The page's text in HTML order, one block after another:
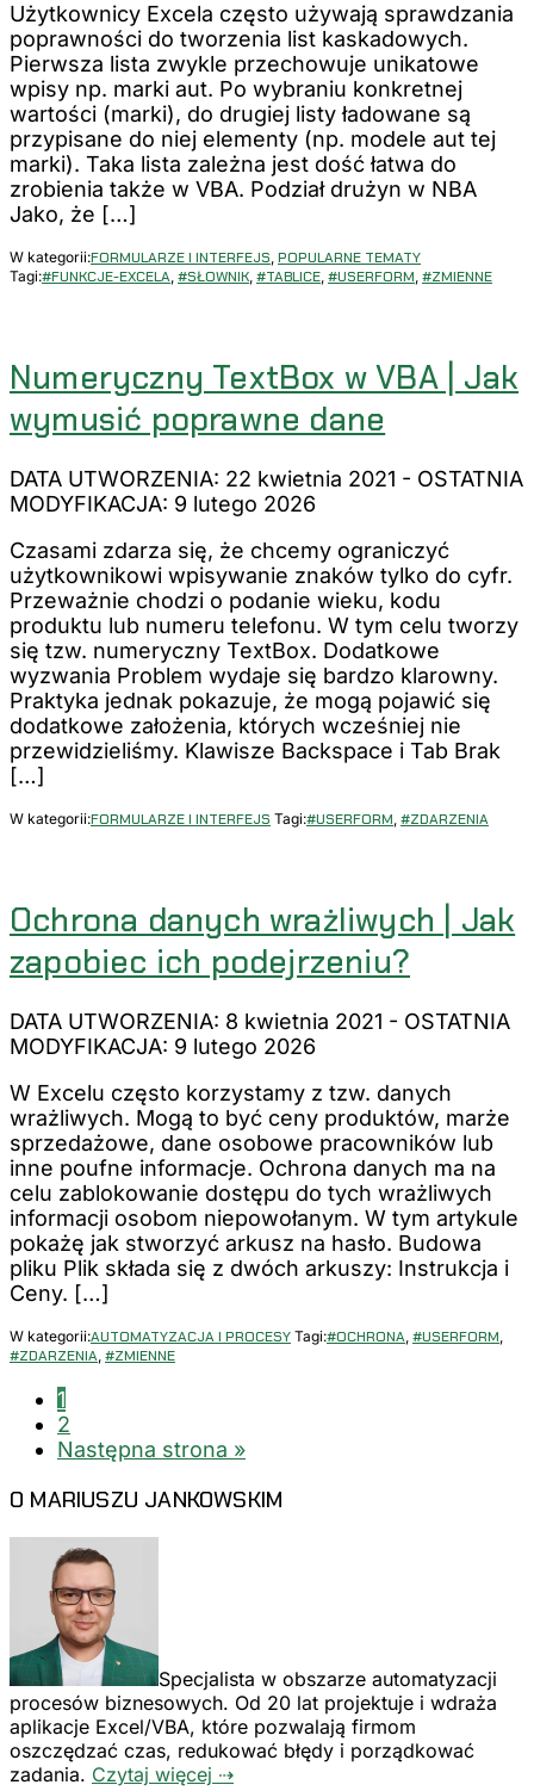
Użytkownicy Excela często używają sprawdzania
poprawności do tworzenia list kaskadowych.
Pierwsza lista zwykle przechowuje unikatowe
wpisy np. marki aut. Po wybraniu konkretnej
wartości (marki), do drugiej listy ładowane są
przypisane do niej elementy (np. modele aut tej
marki). Taka lista zależna jest dość łatwa do
zrobienia także w VBA. Podział drużyn w NBA
Jako, że […]
W kategorii:FORMULARZE I INTERFEJS, POPULARNE TEMATY
Tagi:#FUNKCJE-EXCELA, #SŁOWNIK, #TABLICE, #USERFORM, #ZMIENNE
Numeryczny TextBox w VBA | Jak
wymusić poprawne dane
DATA UTWORZENIA: 22 kwietnia 2021 - OSTATNIA
MODYFIKACJA: 9 lutego 2026
Czasami zdarza się, że chcemy ograniczyć
użytkownikowi wpisywanie znaków tylko do cyfr.
Przeważnie chodzi o podanie wieku, kodu
produktu lub numeru telefonu. W tym celu tworzy
się tzw. numeryczny TextBox. Dodatkowe
wyzwania Problem wydaje się bardzo klarowny.
Praktyka jednak pokazuje, że mogą pojawić się
dodatkowe założenia, których wcześniej nie
przewidzieliśmy. Klawisze Backspace i Tab Brak
[…]
W kategorii:FORMULARZE I INTERFEJS Tagi:#USERFORM, #ZDARZENIA
Ochrona danych wrażliwych | Jak
zapobiec ich podejrzeniu?
DATA UTWORZENIA: 8 kwietnia 2021 - OSTATNIA
MODYFIKACJA: 9 lutego 2026
W Excelu często korzystamy z tzw. danych
wrażliwych. Mogą to być ceny produktów, marże
sprzedażowe, dane osobowe pracowników lub
inne poufne informacje. Ochrona danych ma na
celu zablokowanie dostępu do tych wrażliwych
informacji osobom niepowołanym. W tym artykule
pokażę jak stworzyć arkusz na hasło. Budowa
pliku Plik składa się z dwóch arkuszy: Instrukcja i
Ceny. […]
W kategorii:AUTOMATYZACJA I PROCESY Tagi:#OCHRONA, #USERFORM,
#ZDARZENIA, #ZMIENNE
Strona
1
Strona
2
Idź
Następna strona »
PIERWSZY
PANEL
BOCZNY
O MARIUSZU JANKOWSKIM
Specjalista w obszarze automatyzacji
procesów biznesowych. Od 20 lat projektuje i wdraża
aplikacje Excel/VBA, które pozwalają firmom
oszczędzać czas, redukować błędy i porządkować
zadania. Czytaj więcej ⇢